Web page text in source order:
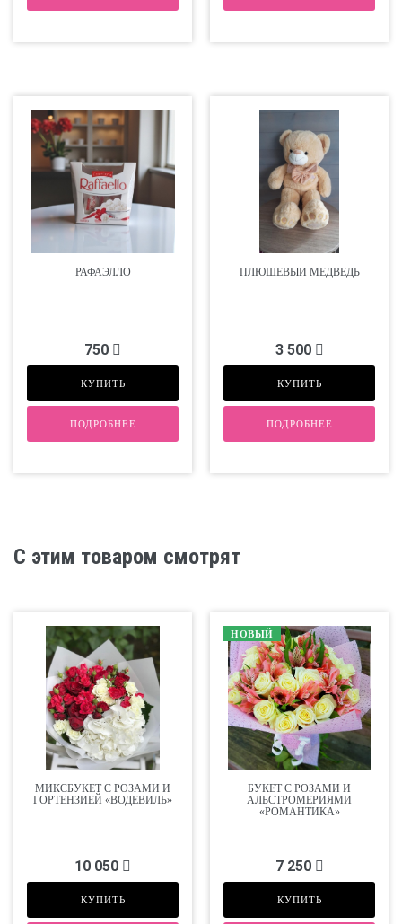
РАФАЭЛЛО
750
КУПИТЬ
ПОДРОБНЕЕ
ПЛЮШЕВЫЙ МЕДВЕДЬ
3 500
КУПИТЬ
ПОДРОБНЕЕ
С этим товаром смотрят
МИКСБУКЕТ С РОЗАМИ И
ГОРТЕНЗИЕЙ «ВОДЕВИЛЬ»
10 050
КУПИТЬ
НОВЫЙ
БУКЕТ С РОЗАМИ И
АЛЬСТРОМЕРИЯМИ
«РОМАНТИКА»
7 250
КУПИТЬ